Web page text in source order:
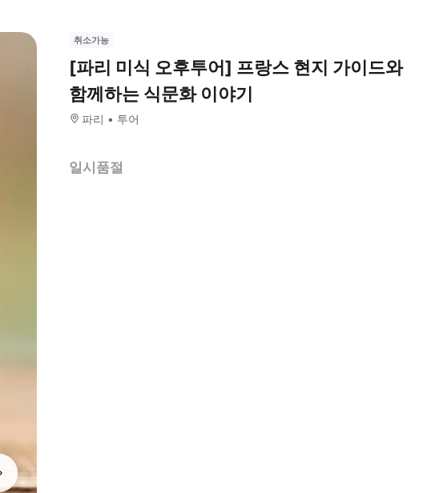
취소가능
[파리 미식 오후투어] 프랑스 현지 가이드와
함께하는 식문화 이야기
파리 투어
일시품절